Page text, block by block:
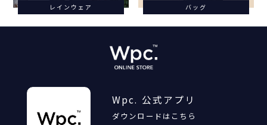
レインウェア バッグ
Wpc. 公式アプリ
ダウンロードはこちら